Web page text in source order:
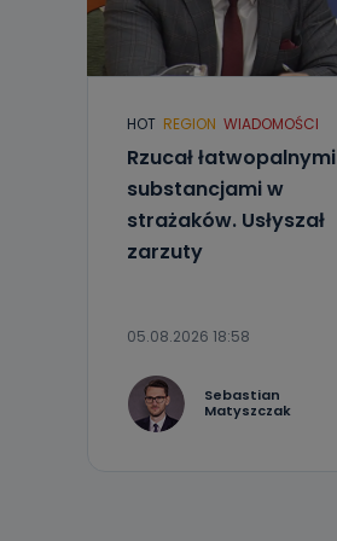
HOT REGION WIADOMOŚCI
Rzucał łatwopalnymi
substancjami w
strażaków. Usłyszał
zarzuty
05.08.2026 18:58
Sebastian
Matyszczak